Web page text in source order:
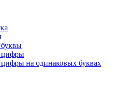
цифры
на одинаковых буквах